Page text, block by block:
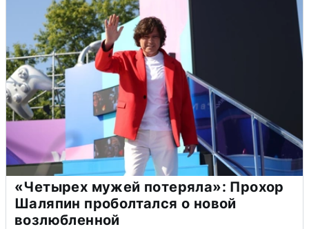
«Четырех мужей потеряла»: Прохор
Шаляпин проболтался о новой
возлюбленной